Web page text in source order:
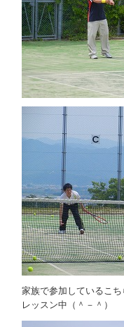
家族で参加しているこ
レッスン中（＾－＾）